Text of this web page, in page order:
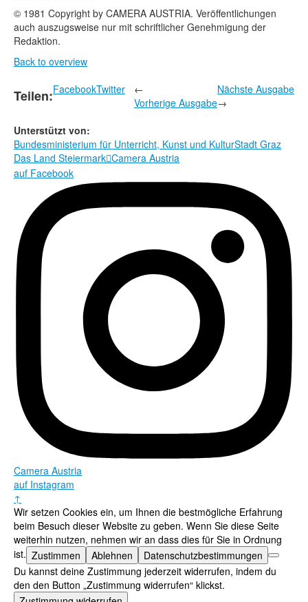
© 1981 Copyright by CAMERA AUSTRIA. Veröffentlichungen
auch auszugsweise nur mit schriftlicher Genehmigung der
Redaktion.
Back to overview
Teilen:FacebookTwitter
←
Vorherige Ausgabe
Nächste Ausgabe
→
Unterstützt von:
Bundesministerium für Unterricht, Kunst und KulturStadt Graz
Das Land SteiermarkCamera Austria
auf Facebook
Camera Austria
auf Instagram
↑
Wir setzen Cookies ein, um Ihnen die bestmögliche Erfahrung
beim Besuch dieser Website zu geben. Wenn Sie diese Seite
weiterhin nutzen, nehmen wir an dass dies für Sie in Ordnung
ist. Zustimmen Ablehnen
Datenschutzbestimmungen
Du kannst deine Zustimmung jederzeit widerrufen, indem du
den den Button „Zustimmung widerrufen“ klickst.